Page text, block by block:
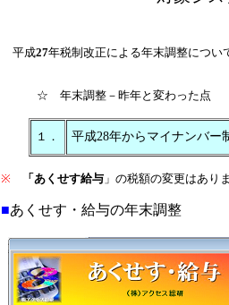
平成27年税制改正による年末調整につい
☆ 年末調整－昨年と変わった点
１． 平成28年からマイナンバー
※ 「あくせす給与 」の税額の変更はあり
■あくせす・給与の年末調整